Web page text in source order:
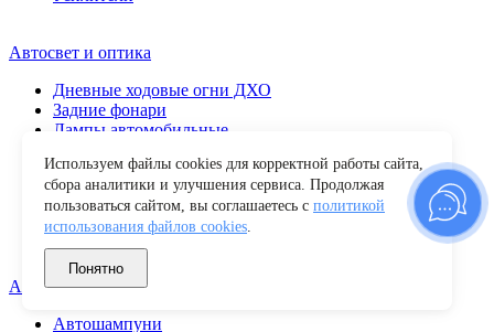
Автосвет и оптика
Дневные ходовые огни ДХО
Задние фонари
Лампы автомобильные
Повторители поворота
Противотуманные фары
Прочие
Светодиодные балки
Фары рабочего света
Автохимия и уход
Автошампуни
Используем файлы cookies для корректной работы сайта,
сбора аналитики и улучшения сервиса. Продолжая
пользоваться сайтом, вы соглашаетесь с политикой
использования файлов cookies.
Понятно